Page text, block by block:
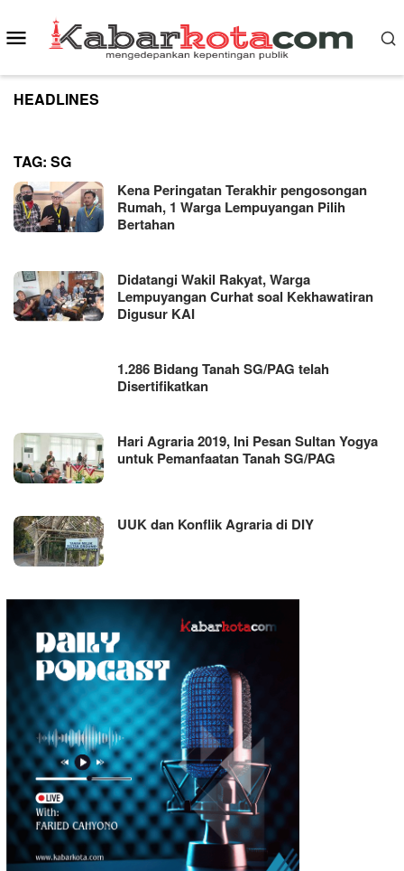
to
content
Mobile
Menu
HEADLINES
TAG: SG
Kena Peringatan Terakhir pengosongan
Rumah, 1 Warga Lempuyangan Pilih
Bertahan
Didatangi Wakil Rakyat, Warga
Lempuyangan Curhat soal Kekhawatiran
Digusur KAI
1.286 Bidang Tanah SG/PAG telah
Disertifikatkan
Hari Agraria 2019, Ini Pesan Sultan Yogya
untuk Pemanfaatan Tanah SG/PAG
UUK dan Konflik Agraria di DIY